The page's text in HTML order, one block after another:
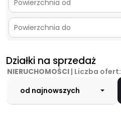
Działki na sprzedaż
NIERUCHOMOŚCI | Liczba ofert:
od najnowszych